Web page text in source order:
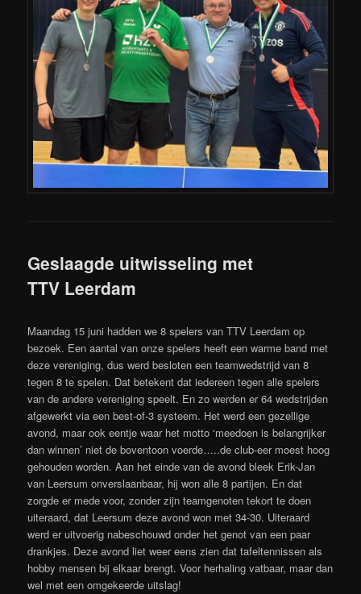
Geslaagde uitwisseling met
TTV Leerdam
Maandag 15 juni hadden we 8 spelers van TTV Leerdam op
bezoek. Een aantal van onze spelers heeft een warme band met
deze vereniging, dus werd besloten een teamwedstrijd van 8
tegen 8 te spelen. Dat betekent dat iedereen tegen alle spelers
van de andere vereniging speelt. En zo werden er 64 wedstrijden
afgewerkt via een best-of-3 systeem. Het werd een gezellige
avond, maar ook eentje waar het motto ‘meedoen is belangrijker
dan winnen’ niet de boventoon voerde…..de club-eer moest hoog
gehouden worden. Aan het einde van de avond bleek Erik-Jan
van Leersum onverslaanbaar, hij won alle 8 partijen. En dat
zorgde er mede voor, zonder zijn teamgenoten tekort te doen
uiteraard, dat Leersum deze avond won met 34-30. Uiteraard
werd er uitvoerig nabeschouwd onder het genot van een paar
drankjes. Deze avond liet weer eens zien dat tafeltennissen als
hobby mensen bij elkaar brengt. Voor herhaling vatbaar, maar dan
wel met een omgekeerde uitslag!